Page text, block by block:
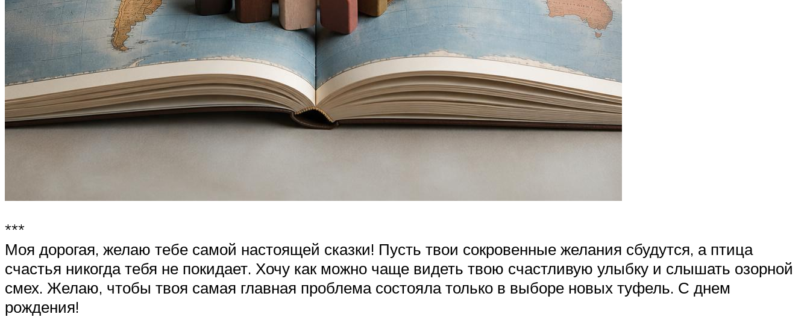
***
Моя дорогая, желаю тебе самой настоящей сказки! Пусть твои сокровенные желания сбудутся, а птица
счастья никогда тебя не покидает. Хочу как можно чаще видеть твою счастливую улыбку и слышать озорной
смех. Желаю, чтобы твоя самая главная проблема состояла только в выборе новых туфель. С днем
рождения!